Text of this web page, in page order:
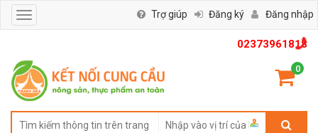
02373961818
0
Toggle
navigation
Trợ giúp Đăng ký Đăng nhập